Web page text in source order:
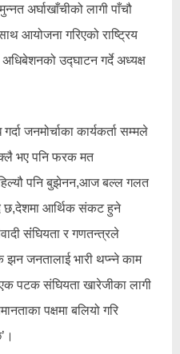
अर्घाखाँचीको लागी पाँचौ
आयोजना गरिएको राष्ट्रिय
उद्घाटन गर्दे अध्यक्ष
जनमोर्चाका कार्यकर्ता सम्मले
भए पनि फरक मत
पनि बुझेनन,आज बल्ल गलत
छ,देशमा आर्थिक संकट हुने
संंघियता र गणतन्त्रले
झन जनतालाई भारी थप्न्ने काम
पटक संघियता खारेजीका लागी
पक्षमा बलियो गरि